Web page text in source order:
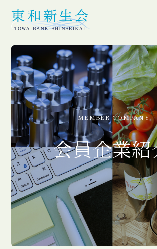
MEMBER COMPANY
会員企業